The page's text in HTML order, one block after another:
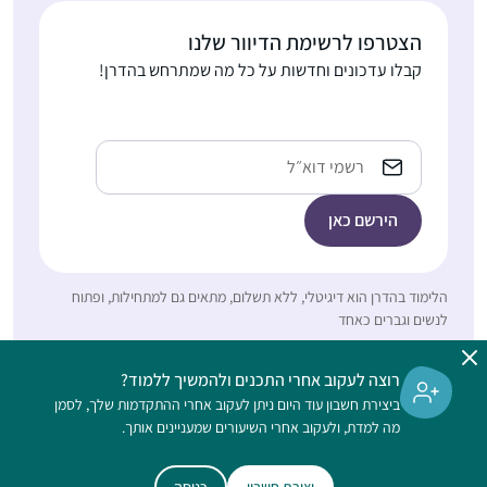
להצטרף. לא למדתי
גמרא קודם לכן בכלל, אז
מהשיעורים פה בהדרן,
בשוטנשטיין או בחוברות
ושיננתם.
רבקה שלוס
בית שמש,
לימוד גמרא לנשים לא
היה דבר שבשגרה ושנים
הפער הזה.. עד שלפני
מספר שבועות, כמעט
במקרה, נתקלתי
במודעת פרסומת
מיכי קדוש
מורשת, ישראל
הצטרפו לרשימת הדיוור שלנו
קבלו עדכונים וחדשות על כל מה שמתרחש בהדרן!
כתובת
אימייל
הלימוד בהדרן הוא דיגיטלי, ללא תשלום, מתאים גם למתחילות, ופתוח
לנשים וגברים כאחד
רוצה לעקוב אחרי התכנים ולהמשיך ללמוד?
ביצירת חשבון עוד היום ניתן לעקוב אחרי ההתקדמות שלך, לסמן
מה למדת, ולעקוב אחרי השיעורים שמעניינים אותך.